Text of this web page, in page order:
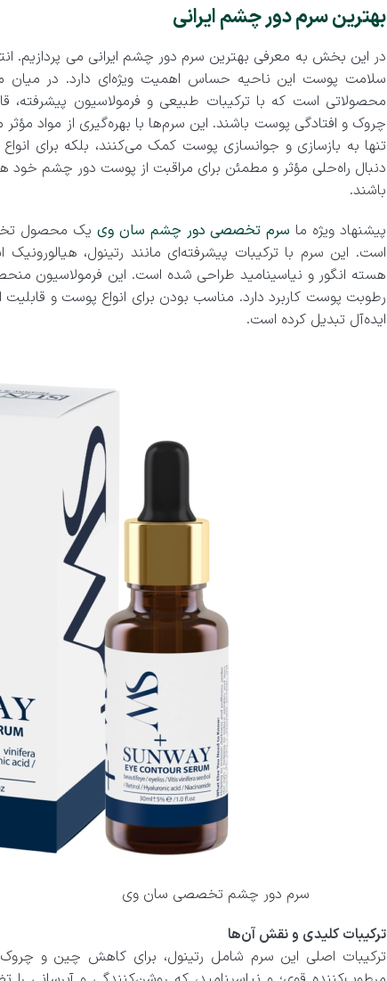
بهترین سرم دور چشم ایرانی
در این بخش به معرفی بهترین سرم دور چشم ایرانی می پردازیم.
سلامت پوست این ناحیه حساس اهمیت ویژه‌ای دارد. در میان
محصولاتی است که با ترکیبات طبیعی و فرمولاسیون پیشرفته،
چروک و افتادگی پوست باشند. این سرم‌ها با بهره‌گیری از مواد
تنها به بازسازی و جوانسازی پوست کمک می‌کنند، بلکه برای
دنبال راه‌حلی مؤثر و مطمئن برای مراقبت از پوست دور چشم خود
باشند.
پیشنهاد ویژه ما سرم تخصصی دور چشم سان وی یک محصول
است. این سرم با ترکیبات پیشرفته‌ای مانند رتینول،
هسته انگور و نیاسینامید طراحی شده است. این فرمولاسیون
رطوبت پوست کاربرد دارد. مناسب بودن برای انواع پوست و قابلیت
ایده‌آل تبدیل کرده است.
سرم دور چشم تخصصی سان وی
ترکیبات کلیدی و نقش آن‌ها
ترکیبات اصلی این سرم شامل رتینول، برای کاهش چین و چروک